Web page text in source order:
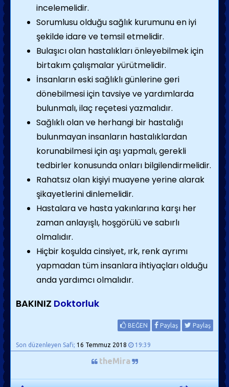
incelemelidir.
Sorumlusu olduğu sağlık kurumunu en iyi
şekilde idare ve temsil etmelidir.
Bulaşıcı olan hastalıkları önleyebilmek için
birtakım çalışmalar yürütmelidir.
İnsanların eski sağlıklı günlerine geri
dönebilmesi için tavsiye ve yardımlarda
bulunmalı, ilaç reçetesi yazmalıdır.
Sağlıklı olan ve herhangi bir hastalığı
bulunmayan insanların hastalıklardan
korunabilmesi için aşı yapmalı, gerekli
tedbirler konusunda onları bilgilendirmelidir.
Rahatsız olan kişiyi muayene yerine alarak
şikayetlerini dinlemelidir.
Hastalara ve hasta yakınlarına karşı her
zaman anlayışlı, hoşgörülü ve sabırlı
olmalıdır.
Hiçbir koşulda cinsiyet, ırk, renk ayrımı
yapmadan tüm insanlara ihtiyaçları olduğu
anda yardımcı olmalıdır.
BAKINIZ Doktorluk
BEĞEN Paylaş Paylaş
Son düzenleyen Safi; 16 Temmuz 2018 19:39
theMira